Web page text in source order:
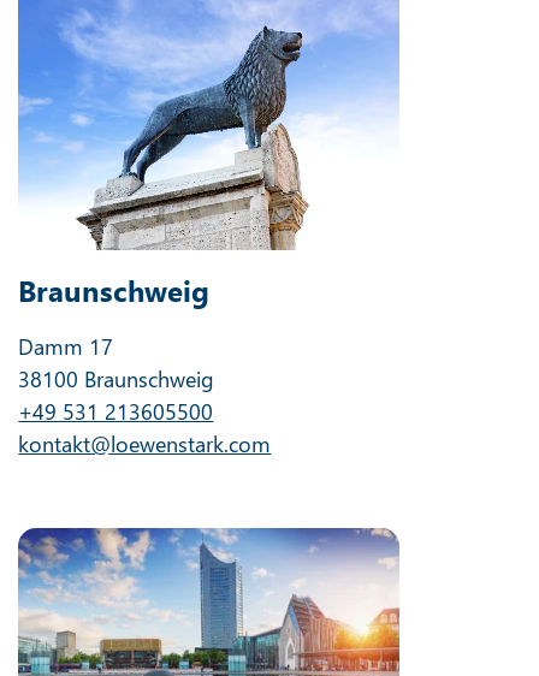
Braunschweig
Damm 17
38100 Braunschweig
+49 531 213605500
kontakt@loewenstark.com